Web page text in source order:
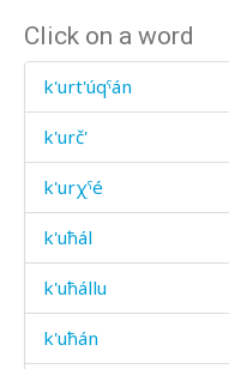
Click on a word
k'urt'úqˤán
k'urč'
k'urχˤé
k'uħál
k'uħállu
k'uħán